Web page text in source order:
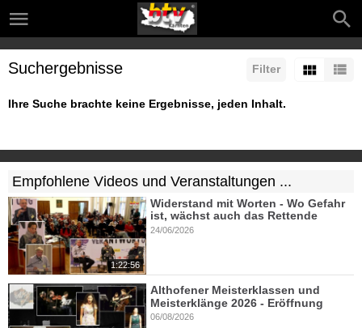
Filter
Suchergebnisse
Ihre Suche brachte keine Ergebnisse, jeden Inhalt.
Empfohlene Videos und Veranstaltungen ...
1:22:56
Widerstand mit Worten - Wo Gefahr
ist, wächst auch das Rettende
24/06/2026
Althofener Meisterklassen und
Meisterklänge 2026 - Eröffnung
06/08/2026